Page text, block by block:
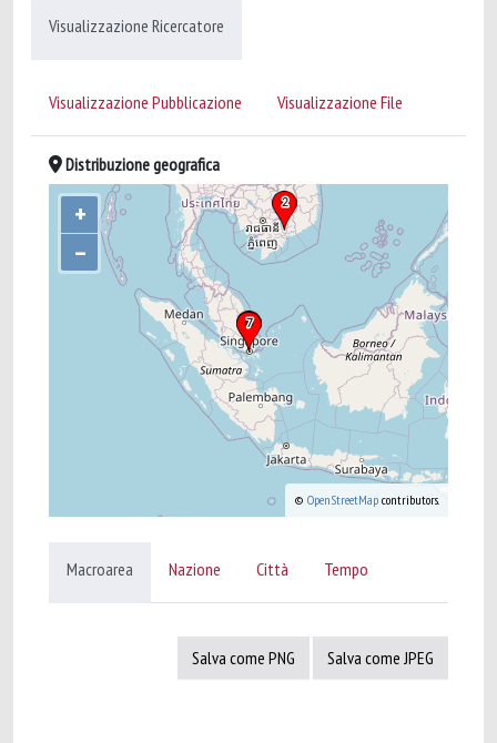
Visualizzazione Ricercatore
Visualizzazione Pubblicazione Visualizzazione File
Distribuzione geografica
+
–
© OpenStreetMap contributors.
Macroarea Nazione Città Tempo
Salva come PNG Salva come JPEG